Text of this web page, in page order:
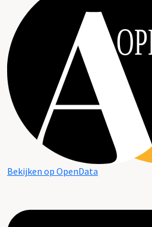
Bekijken op OpenData